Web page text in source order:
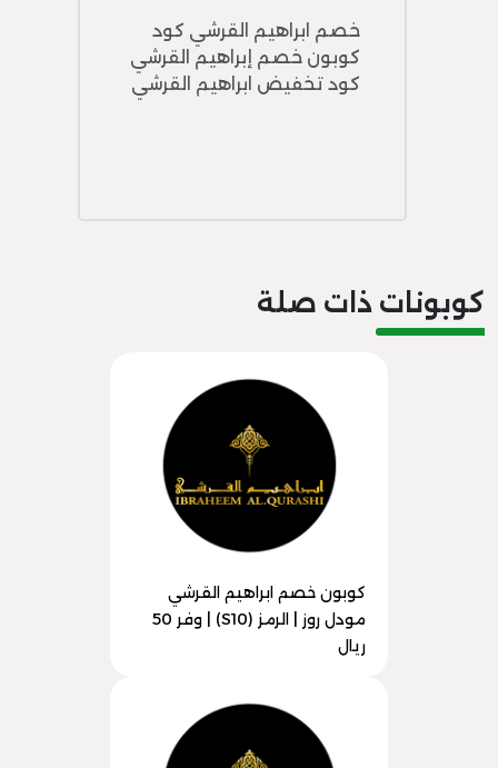
خصم ابراهيم القرشي كود
كوبون خصم إبراهيم القرشي
كود تخفيض ابراهيم القرشي
كوبونات ذات صلة
كوبون خصم ابراهيم القرشي
مودل روز | الرمز (S10) | وفر 50
ريال